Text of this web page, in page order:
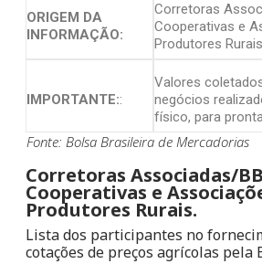
ORIGEM DA
INFORMAÇÃO:
Corretoras
Cooperativas e
Produtores
IMPORTANTE::
Valores
negócios
físico, para
Fonte: Bolsa Brasileira de Mercadorias
Corretoras Associadas/
Cooperativas e
Produtores Rurais.
Lista dos participantes no
cotações de preços agrícolas pela